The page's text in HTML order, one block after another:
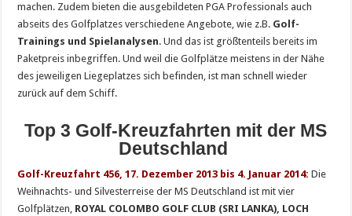
machen. Zudem bieten die ausgebildeten PGA Professionals auch
abseits des Golfplatzes verschiedene Angebote, wie z.B. Golf-
Trainings und Spielanalysen. Und das ist größtenteils bereits im
Paketpreis inbegriffen. Und weil die Golfplätze meistens in der Nähe
des jeweiligen Liegeplatzes sich befinden, ist man schnell wieder
zurück auf dem Schiff.
Top 3 Golf-Kreuzfahrten mit der MS
Deutschland
Golf-Kreuzfahrt 456, 17. Dezember 2013 bis 4. Januar 2014: Die
Weihnachts- und Silvesterreise der MS Deutschland ist mit vier
Golfplätzen, ROYAL COLOMBO GOLF CLUB (SRI LANKA), LOCH